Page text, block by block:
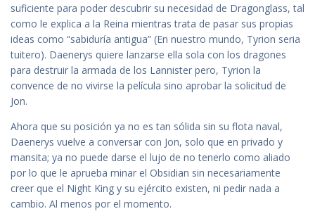
suficiente para poder descubrir su necesidad de Dragonglass, tal
como le explica a la Reina mientras trata de pasar sus propias
ideas como “sabiduría antigua” (En nuestro mundo, Tyrion seria
tuitero). Daenerys quiere lanzarse ella sola con los dragones
para destruir la armada de los Lannister pero, Tyrion la
convence de no vivirse la película sino aprobar la solicitud de
Jon.
Ahora que su posición ya no es tan sólida sin su flota naval,
Daenerys vuelve a conversar con Jon, solo que en privado y
mansita; ya no puede darse el lujo de no tenerlo como aliado
por lo que le aprueba minar el Obsidian sin necesariamente
creer que el Night King y su ejército existen, ni pedir nada a
cambio. Al menos por el momento.